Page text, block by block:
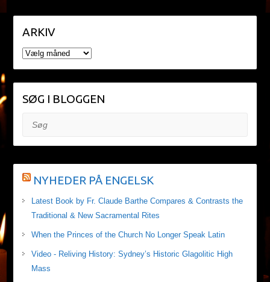
ARKIV
ARKIV
SØG I BLOGGEN
Søg
NYHEDER PÅ ENGELSK
Latest Book by Fr. Claude Barthe Compares & Contrasts the
Traditional & New Sacramental Rites
When the Princes of the Church No Longer Speak Latin
Video - Reliving History: Sydney’s Historic Glagolitic High
Mass